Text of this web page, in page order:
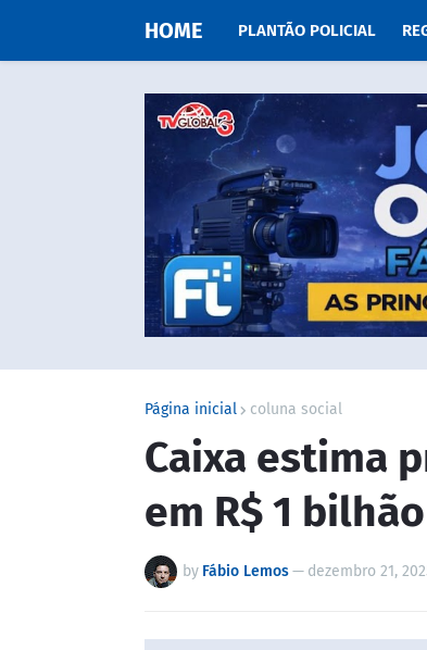
HOME PLANTÃO POLICIAL
Página inicial coluna social
Caixa estima
em R$ 1
by Fábio Lemos— dezembro 21,